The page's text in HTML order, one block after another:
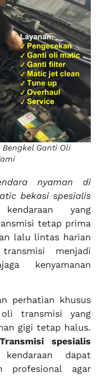
Ganti Oli
nyaman di
bekasi spesialis
yang
tetap prima
lalu lintas harian
menjadi
kenyamanan
perhatian khusus
transmisi yang
gigi tetap halus.
spesialis
dapat
profesional agar